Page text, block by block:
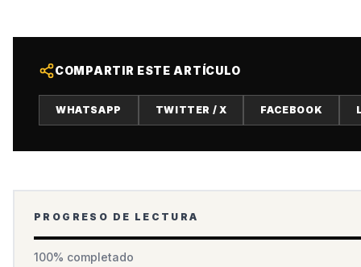
COMPARTIR ESTE ARTÍCULO
WHATSAPP TWITTER / X FACEBOOK
PROGRESO DE LECTURA
100% completado